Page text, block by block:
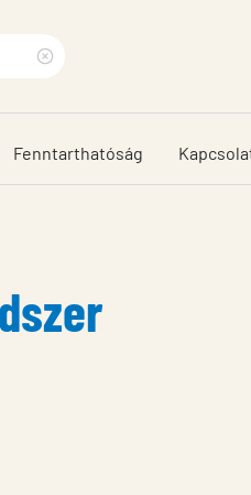
search
phrase
Fenntarthatóság